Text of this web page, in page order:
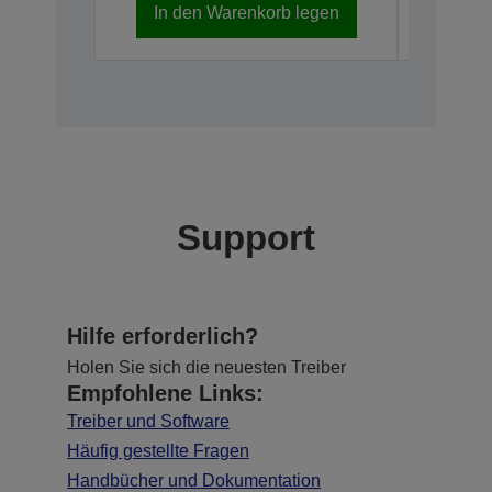
In den Warenkorb legen
Support
Hilfe erforderlich?
Holen Sie sich die neuesten Treiber
Empfohlene Links:
Treiber und Software
Häufig gestellte Fragen
Handbücher und Dokumentation